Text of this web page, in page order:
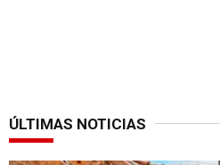
ÚLTIMAS NOTICIAS